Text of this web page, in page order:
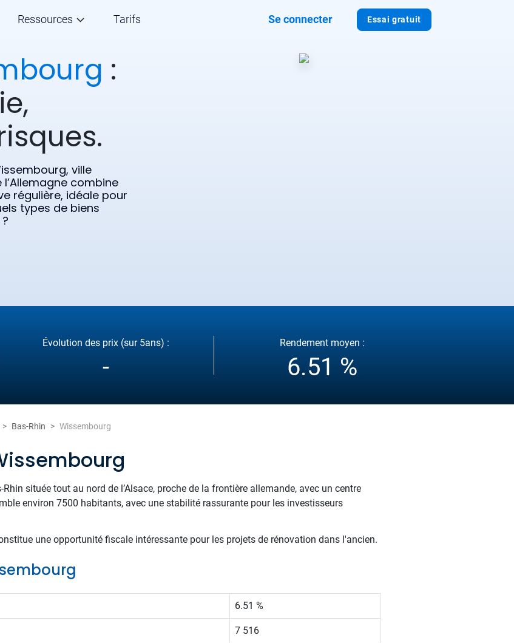
Essai gratuit
Ressources Tarifs Se connecter
:
ville
combine
régulière, idéale pour
types de biens
Évolution des prix (sur 5ans) :
-
Rendement moyen :
6.51 %
Bas-Rhin Wissembourg
située tout au nord de l’Alsace, proche de la frontière allemande, avec un centre
environ 7500 habitants, avec une stabilité rassurante pour les investisseurs
une opportunité fiscale intéressante pour les projets de rénovation dans l'ancien.
6.51 %
7 516